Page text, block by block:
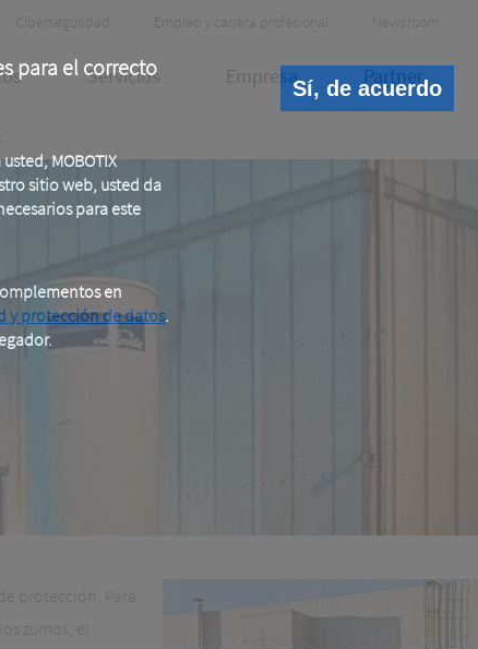
para el correcto
MOBOTIX
sitio web, usted da
para este
en
y protección de datos.
Sí, de acuerdo
Header
Ciberseguridad Empleo y carrera profesional Newsroom
Servicios Empresa Partner
protección. Para
zumos, el